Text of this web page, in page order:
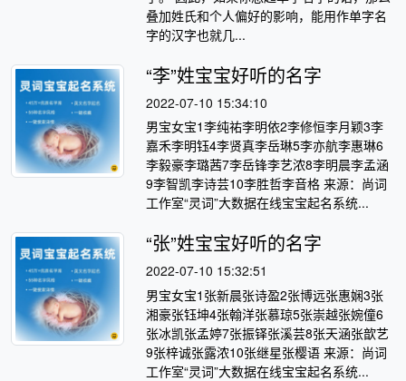
叠加姓氏和个人偏好的影响，能用作单字名
字的汉字也就几...
“李”姓宝宝好听的名字
2022-07-10 15:34:10
男宝女宝1李纯祐李明依2李修恒李月颖3李
嘉禾李明钰4李贤真李岳琳5李亦航李惠琳6
李毅豪李璐茜7李岳锋李艺浓8李明晨李孟涵
9李智凯李诗芸10李胜哲李音格 来源：尚词
工作室“灵词”大数据在线宝宝起名系统...
“张”姓宝宝好听的名字
2022-07-10 15:32:51
男宝女宝1张新晨张诗盈2张博远张惠娴3张
湘豪张钰坤4张翰洋张慕琼5张崇越张婉僮6
张冰凯张孟婷7张振铎张溪芸8张天涵张歆艺
9张梓诚张露浓10张继星张樱语 来源：尚词
工作室“灵词”大数据在线宝宝起名系统...